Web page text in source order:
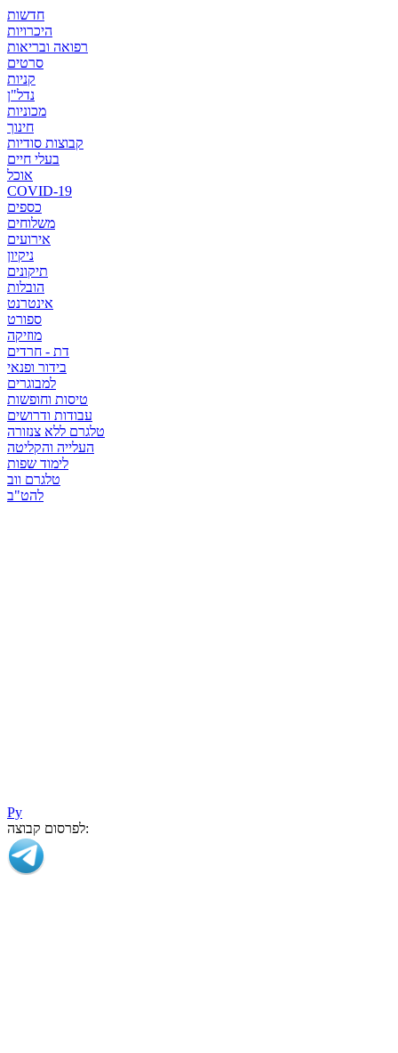
חדשות
היכרויות
רפואה ובריאות
סרטים
קניות
נדל"ן
מכוניות
חינוך
קבוצות סודיות
בעלי חיים
אוכל
COVID-19
כספים
משלוחים
אירועים
ניקיון
תיקונים
הובלות
אינטרנט
ספורט
מוזיקה
דת - חרדים
בידור ופנאי
למבוגרים
טיסות וחופשות
עבודות ודרושים
טלגרם ללא צנזורה
העלייה והקליטה
לימוד שפות
טלגרם ווב
להט"ב
Ру
לפרסום קבוצה: